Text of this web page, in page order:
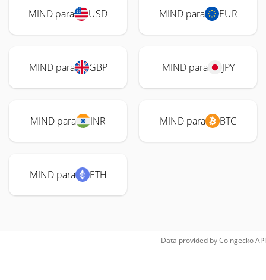
MIND para USD MIND para EUR
MIND para GBP MIND para JPY
MIND para INR MIND para BTC
MIND para ETH
Data provided byCoingeckoAPI